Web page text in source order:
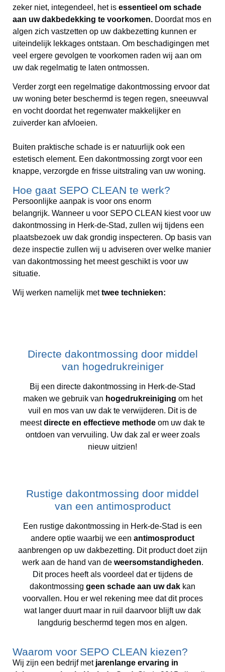
zeker niet, integendeel, het is essentieel om schade
aan uw dakbedekking te voorkomen. Doordat mos en
algen zich vastzetten op uw dakbezetting kunnen er
uiteindelijk lekkages ontstaan. Om beschadigingen met
veel ergere gevolgen te voorkomen raden wij aan om
uw dak regelmatig te laten ontmossen.
Verder zorgt een regelmatige dakontmossing ervoor dat
uw woning beter beschermd is tegen regen, sneeuwval
en vocht doordat het regenwater makkelijker en
zuiverder kan afvloeien.
Buiten praktische schade is er natuurlijk ook een
estetisch element. Een dakontmossing zorgt voor een
knappe, verzorgde en frisse uitstraling van uw woning.
Hoe gaat SEPO CLEAN te werk?
Persoonlijke aanpak is voor ons enorm
belangrijk. Wanneer u voor SEPO CLEAN kiest voor uw
dakontmossing in Herk-de-Stad, zullen wij tijdens een
plaatsbezoek uw dak grondig inspecteren. Op basis van
deze inspectie zullen wij u adviseren over welke manier
van dakontmossing het meest geschikt is voor uw
situatie.
Wij werken namelijk mettwee technieken:
Directe dakontmossing door middel
van hogedrukreiniger
Bij een directe dakontmossing in Herk-de-Stad
maken we gebruik van hogedrukreiniging om het
vuil en mos van uw dak te verwijderen. Dit is de
meestdirecte en effectieve methode om uw dak te
ontdoen van vervuiling. Uw dak zal er weer zoals
nieuw uitzien!
Rustige dakontmossing door middel
van een antimosproduct
Een rustige dakontmossing in Herk-de-Stad is een
andere optie waarbij we een antimosproduct
aanbrengen op uw dakbezetting. Dit product doet zijn
werk aan de hand van de weersomstandigheden.
Dit proces heeft als voordeel dat er tijdens de
dakontmossing geen schade aan uw dak kan
voorvallen. Hou er wel rekening mee dat dit proces
wat langer duurt maar in ruil daarvoor blijft uw dak
langdurig beschermd tegen mos en algen.
Waarom voor SEPO CLEAN kiezen?
Wij zijn een bedrijf met jarenlange ervaring in